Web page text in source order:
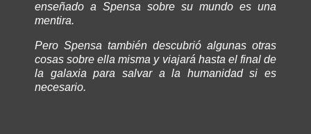
enseñado a Spensa sobre su mundo es una
mentira.
Pero Spensa también descubrió algunas otras
cosas sobre ella misma y viajará hasta el final de
la galaxia para salvar a la humanidad si es
necesario.